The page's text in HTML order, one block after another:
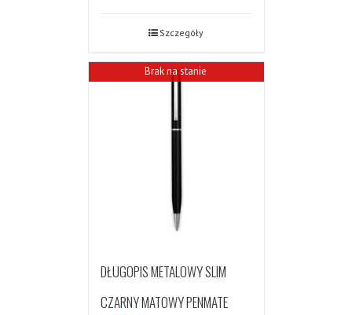
Szczegóły
Brak na stanie
DŁUGOPIS METALOWY SLIM
CZARNY MATOWY PENMATE